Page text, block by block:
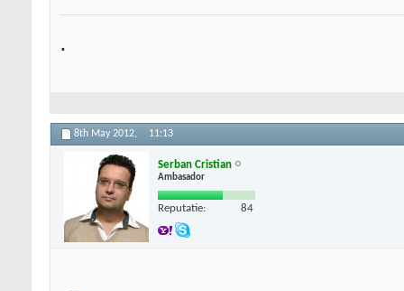
.
8th May 2012, 11:13
Serban Cristian
Ambasador
Reputatie: 84